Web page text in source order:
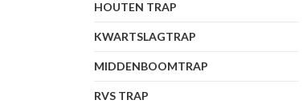
HOUTEN TRAP
KWARTSLAGTRAP
MIDDENBOOMTRAP
RVS TRAP